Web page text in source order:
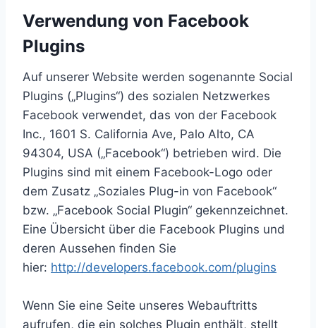
Verwendung von Facebook
Plugins
Auf unserer Website werden sogenannte Social
Plugins („Plugins“) des sozialen Netzwerkes
Facebook verwendet, das von der Facebook
Inc., 1601 S. California Ave, Palo Alto, CA
94304, USA („Facebook“) betrieben wird. Die
Plugins sind mit einem Facebook-Logo oder
dem Zusatz „Soziales Plug-in von Facebook“
bzw. „Facebook Social Plugin“ gekennzeichnet.
Eine Übersicht über die Facebook Plugins und
deren Aussehen finden Sie
hier: http://developers.facebook.com/plugins
Wenn Sie eine Seite unseres Webauftritts
aufrufen, die ein solches Plugin enthält, stellt